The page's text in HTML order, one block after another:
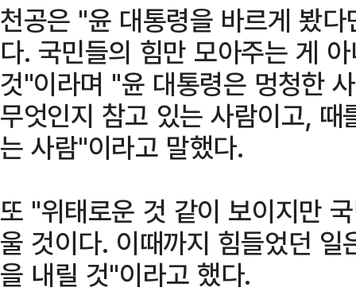
천공은 "윤 대통령을 바르게 봤
다. 국민들의 힘만 모아주는 게
것"이라며 "윤 대통령은 멍청한
무엇인지 참고 있는 사람이고,
는 사람"이라고 말했다.
또 "위태로운 것 같이 보이지만
울 것이다. 이때까지 힘들었던
을 내릴 것"이라고 했다.